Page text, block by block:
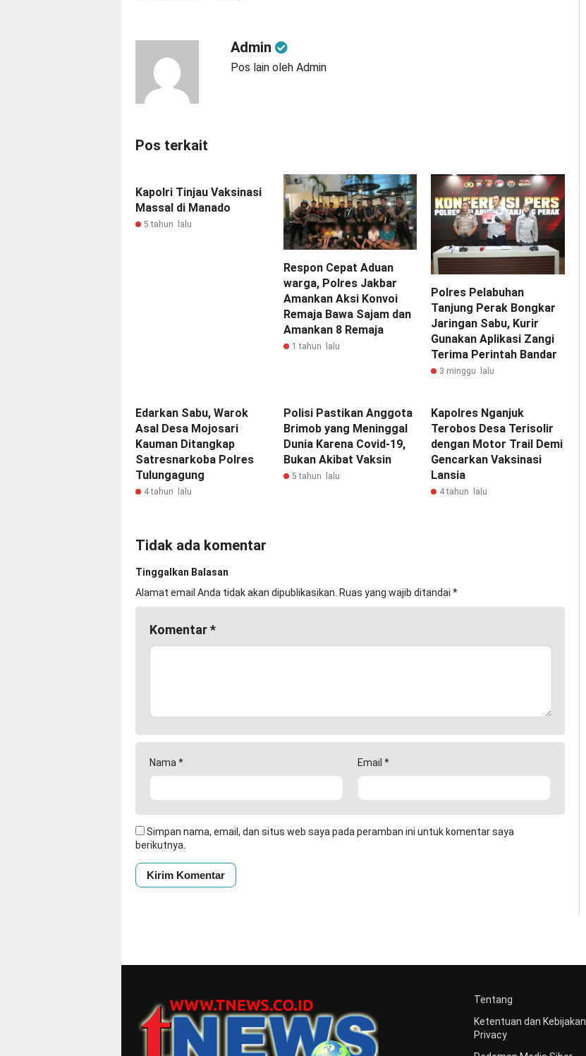
Admin
Pos lain oleh Admin
Pos terkait
Kapolri Tinjau Vaksinasi
Massal di Manado
5 tahun lalu
Respon Cepat Aduan
warga, Polres Jakbar
Amankan Aksi Konvoi
Remaja Bawa Sajam dan
Amankan 8 Remaja
1 tahun lalu
Polres Pelabuhan
Tanjung Perak Bongkar
Jaringan Sabu, Kurir
Gunakan Aplikasi Zangi
Terima Perintah Bandar
3 minggu lalu
Edarkan Sabu, Warok
Asal Desa Mojosari
Kauman Ditangkap
Satresnarkoba Polres
Tulungagung
4 tahun lalu
Polisi Pastikan Anggota
Brimob yang Meninggal
Dunia Karena Covid-19,
Bukan Akibat Vaksin
5 tahun lalu
Kapolres Nganjuk
Terobos Desa Terisolir
dengan Motor Trail Demi
Gencarkan Vaksinasi
Lansia
4 tahun lalu
Tidak ada komentar
Tinggalkan Balasan
Alamat email Anda tidak akan dipublikasikan. Ruas yang wajib ditandai *
Komentar*
Nama * Email *
Simpan nama, email, dan situs web saya pada peramban ini untuk komentar saya
berikutnya.
Tentang
Ketentuan dan Kebijakan
Privacy